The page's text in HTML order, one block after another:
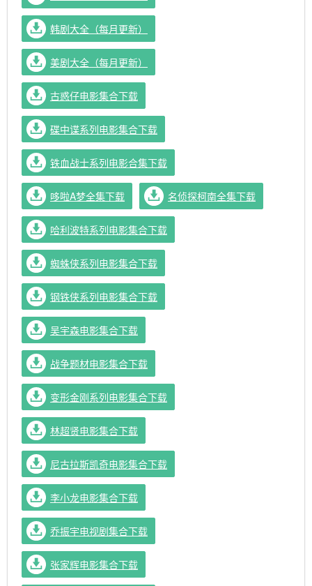
韩剧大全（每月更新）
美剧大全（每月更新）
古惑仔电影集合下载
碟中谍系列电影集合下载
铁血战士系列电影合集下载
哆啦A梦全集下载 名侦探柯南全集下载
哈利波特系列电影集合下载
蜘蛛侠系列电影集合下载
钢铁侠系列电影集合下载
吴宇森电影集合下载
战争题材电影集合下载
变形金刚系列电影集合下载
林超贤电影集合下载
尼古拉斯凯奇电影集合下载
李小龙电影集合下载
乔振宇电视剧集合下载
张家辉电影集合下载